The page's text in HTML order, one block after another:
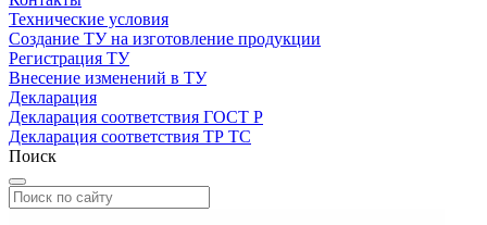
Технические условия
Создание ТУ на изготовление продукции
Регистрация ТУ
Внесение изменений в ТУ
Декларация
Декларация соответствия ГОСТ Р
Декларация соответствия ТР ТС
Поиск